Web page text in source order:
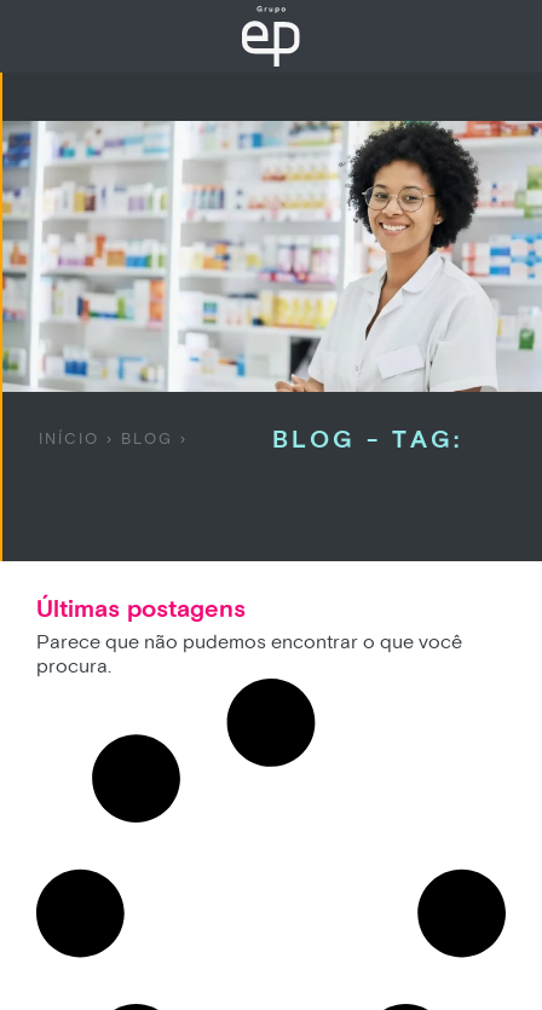
INÍCIO › BLOG › BLOG - TAG:
Últimas postagens
Parece que não pudemos encontrar o que você
procura.